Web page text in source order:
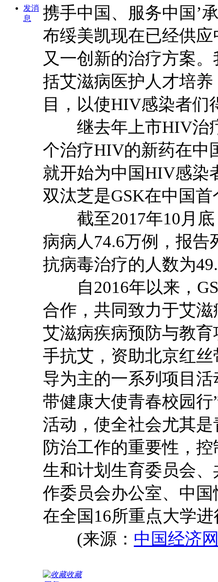
发消
息
携手中国、服务中国’
布绥美凯现在已经供
又一创新的治疗方案
括艾滋病医护人才培
目，以使HIV感染者们
继去年上市HIV治疗
个治疗HIV的新药在中
就开始为中国HIV感染
双汰芝是GSK在中国
截至2017年10月底
病病人74.6万例，报告
抗病毒治疗的人数为
自2016年以来，
合作，共同致力于艾
艾滋病疾病预防与教
手抗艾，资助北京红
导为主的一系列项目
带健康大使青春校园
活动，使全社会尤其
防治工作的重要性，
生和计划生育委员会
作委员会办公室、中
在全国16所重点大学
(来源： 中国经济
收藏